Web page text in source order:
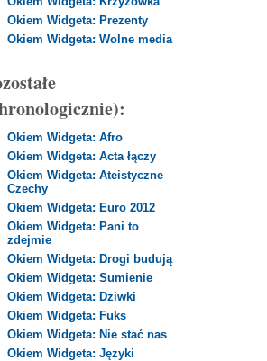
Okiem Widgeta: Prezenty
Okiem Widgeta: Wolne media
Okiem Widgeta: Afro
Okiem Widgeta: Acta łączy
Okiem Widgeta: Ateistyczne
Czechy
Okiem Widgeta: Euro 2012
Okiem Widgeta: Pani to
zdejmie
Okiem Widgeta: Drogi budują
Okiem Widgeta: Sumienie
Okiem Widgeta: Dziwki
Okiem Widgeta: Fuks
Okiem Widgeta: Nie stać nas
Okiem Widgeta: Języki